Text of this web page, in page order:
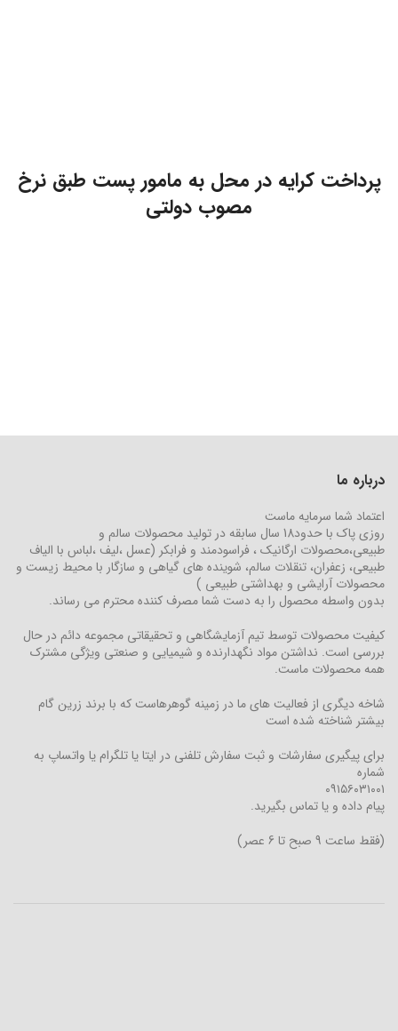
پرداخت کرایه در محل به مامور پست طبق نرخ
مصوب دولتی
درباره ما
اعتماد شما سرمایه ماست
روزی پاک با حدود18 سال سابقه در تولید محصولات سالم و
طبیعی،محصولات ارگانیک ، فراسودمند و فرابکر (عسل ،لیف ،لباس با الیاف
طبیعی، زعفران، تنقلات سالم، شوینده های گیاهی و سازگار با محیط زیست و
محصولات آرایشی و بهداشتی طبیعی )
بدون واسطه محصول را به دست شما مصرف کننده محترم می رساند.
کیفیت محصولات توسط تیم آزمایشگاهی و تحقیقاتی مجموعه دائم در حال
بررسی است. نداشتن مواد نگهدارنده و شیمیایی و صنعتی ویژگی مشترک
همه محصولات ماست.
شاخه دیگری از فعالیت های ما در زمینه گوهرهاست که با برند زرین گام
بیشتر شناخته شده است
برای پیگیری سفارشات و ثبت سفارش تلفنی در ایتا یا تلگرام یا واتساپ به
شماره
۰۹۱۵۶۰۳۱۰۰۱
پیام داده و یا تماس بگیرید.
(فقط ساعت 9 صبح تا 6 عصر)